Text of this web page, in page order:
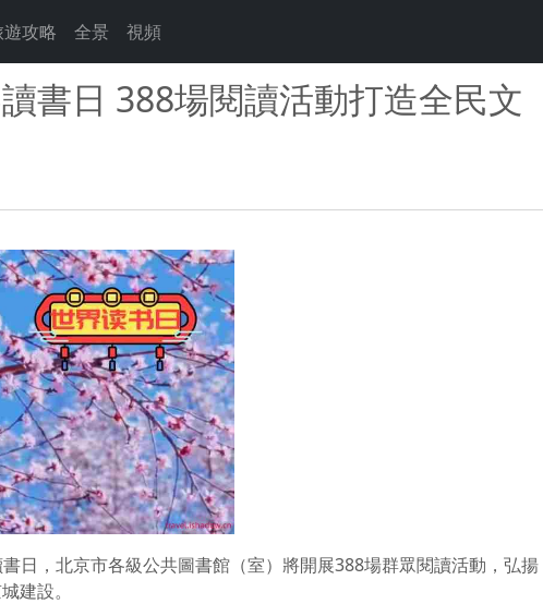
攻略 全景 視頻
書日 388場閱讀活動打造全民文
日，北京市各級公共圖書館（室）將開展388場群眾閱讀活動，弘揚
建設。